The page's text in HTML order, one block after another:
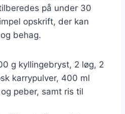
på under 30
opskrift, der kan
behag.
g kyllingebryst, 2 løg, 2
karrypulver, 400 ml
peber, samt ris til